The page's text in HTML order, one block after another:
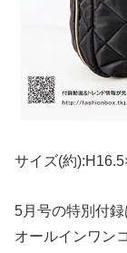
サイズ(約
5月号の特別付
オールインワン